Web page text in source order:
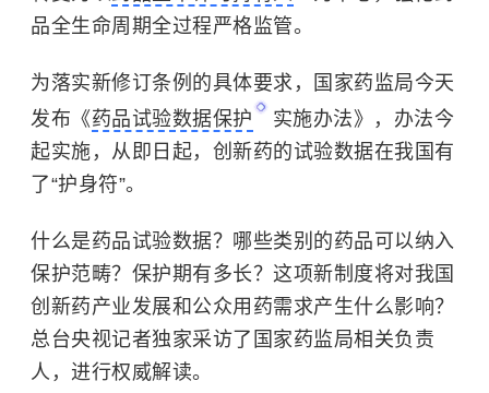
品全生命周期全过程严格监管。
为落实新修订条例的具体要求，国家药监局今天
发布《药品试验数据保护
实施办法》，办法今
起实施，从即日起，创新药的试验数据在我国有
了“护身符”。
什么是药品试验数据？哪些类别的药品可以纳入
保护范畴？保护期有多长？这项新制度将对我国
创新药产业发展和公众用药需求产生什么影响？
总台央视记者独家采访了国家药监局相关负责
人，进行权威解读。